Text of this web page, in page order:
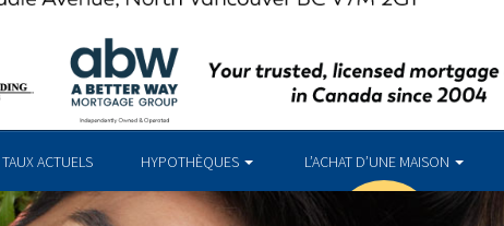
TAUX ACTUELS HYPOTHÈQUES L’ACHAT D’UNE MAISON